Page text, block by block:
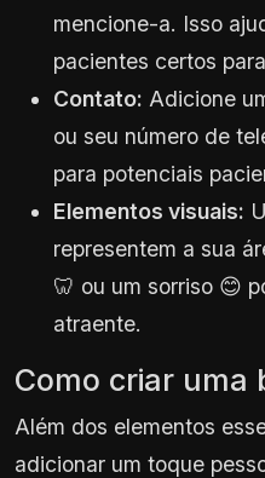
mencione-a. Isso
pacientes certos
Contato: Adicione
ou seu número de
para potenciais
Elementos visuais:
representem a sua
🦷 ou um sorriso 😊
atraente.
Como criar uma
Além dos elementos
adicionar um toque